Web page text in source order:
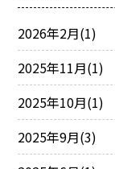
2026年2月(1)
2025年11月(1)
2025年10月(1)
2025年9月(3)